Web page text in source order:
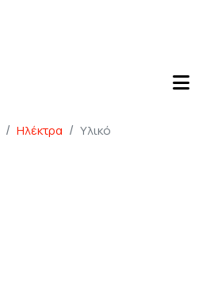
Ηλέκτρα Υλικό